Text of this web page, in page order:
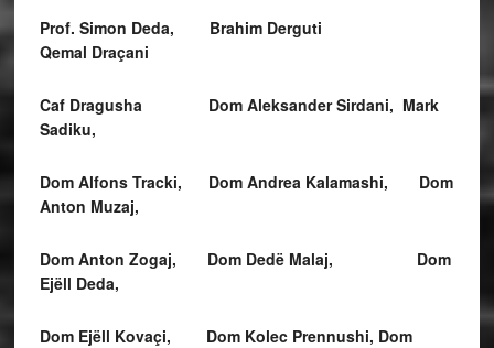
Prof. Simon Deda, Brahim Derguti
Qemal Draçani
Caf Dragusha Dom Aleksander Sirdani, Mark
Sadiku,
Dom Alfons Tracki, Dom Andrea Kalamashi, Dom
Anton Muzaj,
Dom Anton Zogaj, Dom Dedë Malaj, Dom
Ejëll Deda,
Dom Ejëll Kovaçi, Dom Kolec Prennushi, Dom